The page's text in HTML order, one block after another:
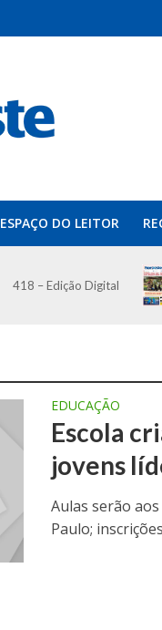
ESPAÇO DO LEITOR
418 – Edição Digital
EDUCAÇÃO
Escola
jovens
Aulas serão
Paulo;